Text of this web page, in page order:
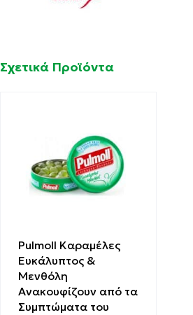
Σχετικά Προϊόντα
Pulmoll Καραμέλες
Ευκάλυπτος &
Μενθόλη
Ανακουφίζουν από τα
Συμπτώματα του